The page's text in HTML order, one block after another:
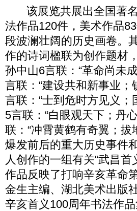
该展览共展出全国著名
法作品120件，美术作品
段波澜壮阔的历史画卷。
作的诗词楹联为创作题材
孙中山6言联：“革命尚未
言联：“建设共和新事业
言联：“士到危时方见义
5言联：“白眼观天下；丹
联：“冲霄黄鹤有奇翼；
爆发前后的重大历史事件
人创作的一组有关“武昌
作品反映了打响辛亥革命
金生主编、湖北美术出
辛亥首义100周年书法作